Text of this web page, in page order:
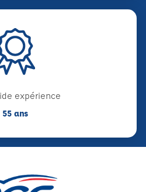
expérience
55 ans